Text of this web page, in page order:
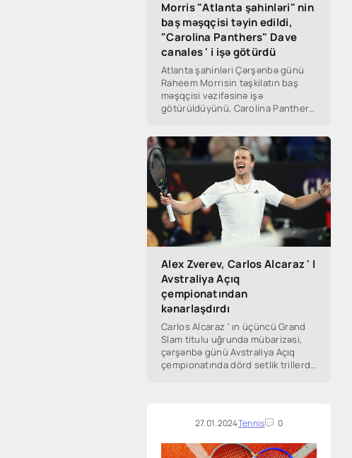
Morris "Atlanta şahinləri" nin
baş məşqçisi təyin edildi,
"Carolina Panthers" Dave
canales ' i işə götürdü
Atlanta şahinləri Çərşənbə günü
Raheem Morrisin təşkilatın baş
məşqçisi vəzifəsinə işə
götürüldüyünü, Carolina Panthers
məşqçi təyin etdiyi üçün məşqçilik
işləri NFL
Alex Zverev, Carlos Alcaraz ' I
Avstraliya Açıq
çempionatından
kənarlaşdırdı
Carlos Alcaraz ' ın üçüncü Grand
Slam titulu uğrunda mübarizəsi,
çərşənbə günü Avstraliya Açıq
çempionatında dörd setlik trillerdə
27.01.2024Tennis 0